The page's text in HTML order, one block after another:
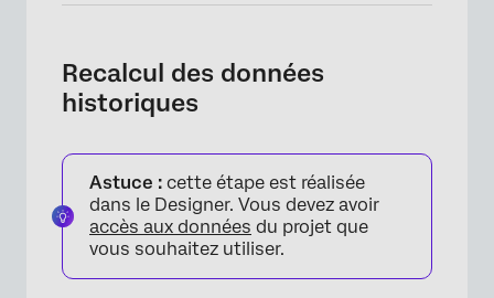
Recalcul des données
historiques
Astuce : cette étape est réalisée
dans le Designer. Vous devez avoir
accès aux données du projet que
vous souhaitez utiliser.